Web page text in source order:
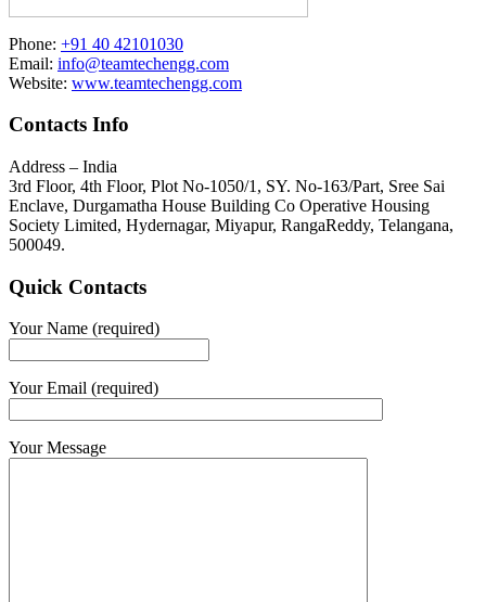
Phone: +91 40 42101030
Email: info@teamtechengg.com
Website: www.teamtechengg.com
Contacts Info
Address – India
3rd Floor, 4th Floor, Plot No-1050/1, SY. No-163/Part, Sree Sai
Enclave, Durgamatha House Building Co Operative Housing
Society Limited, Hydernagar, Miyapur, RangaReddy, Telangana,
500049.
Quick Contacts
Your Name (required)
Your Email (required)
Your Message